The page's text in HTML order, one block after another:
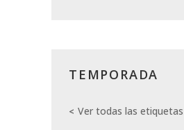
TEMPORADA
Ver todas las etiquetas